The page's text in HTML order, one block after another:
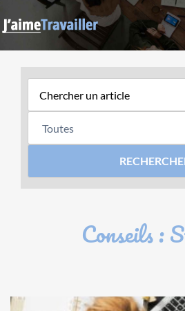
Conseils :